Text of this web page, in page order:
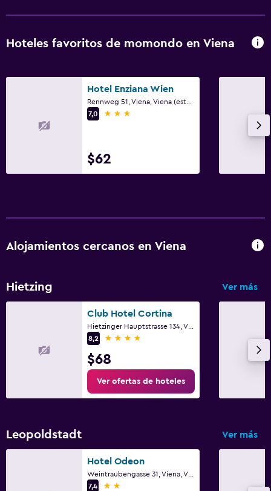
Hoteles favoritos de momondo en Viena
Hotel Enziana Wien
7,0
3 estrellas
$62
Alojamientos cercanos en Viena
Hietzing Ver más
Club Hotel Cortina
8,2
4 estrellas
$68
Ver ofertas de hoteles
Leopoldstadt Ver más
Hotel Odeon
7,4
2 estrellas